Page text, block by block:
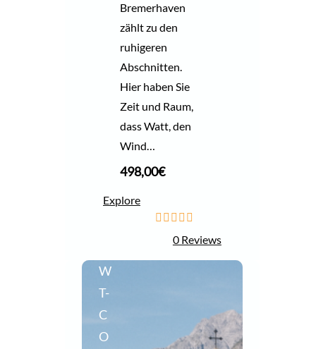
Bremerhaven
zählt zu den
ruhigeren
Abschnitten.
Hier haben Sie
Zeit und Raum,
dass Watt, den
Wind…
498,00€
Explore
u
0 Reviews
W
T-
C
O